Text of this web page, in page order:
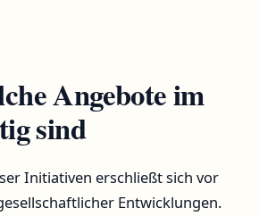
Angebote im
sind
Initiativen erschließt sich vor
Entwicklungen.